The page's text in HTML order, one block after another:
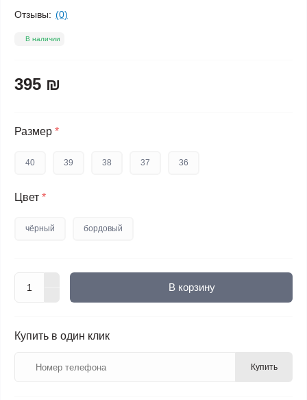
Отзывы: (0)
В наличии
395 ₪
Размер *
40 39 38 37 36
Цвет *
чёрный бордовый
В корзину
Купить в один клик
Купить